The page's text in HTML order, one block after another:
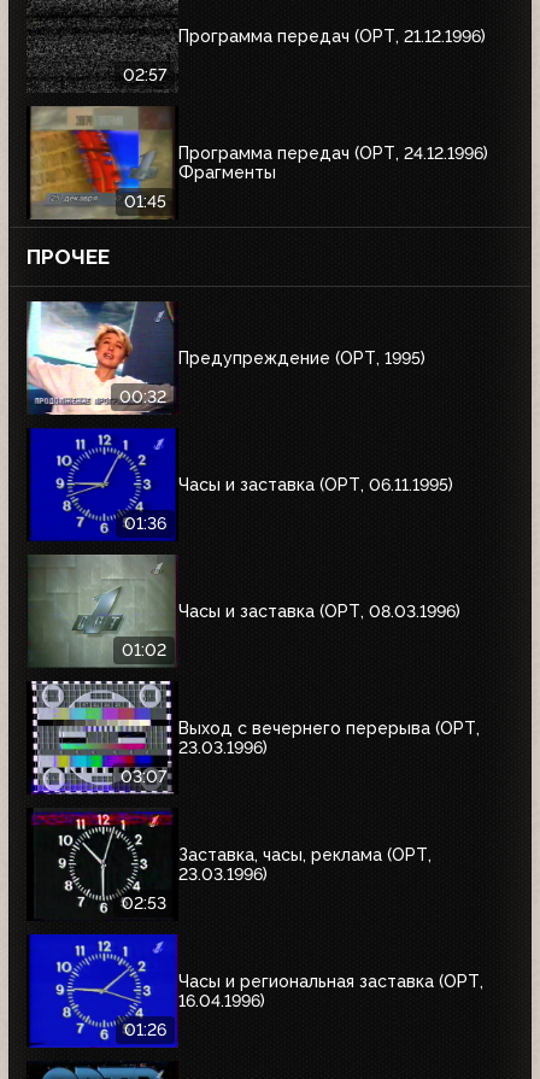
02:57
Программа передач (ОРТ, 21.12.1996)
01:45
Программа передач (ОРТ, 24.12.1996)
Фрагменты
ПРОЧЕЕ
00:32
Предупреждение (ОРТ, 1995)
01:36
Часы и заставка (ОРТ, 06.11.1995)
01:02
Часы и заставка (ОРТ, 08.03.1996)
03:07
Выход с вечернего перерыва (ОРТ,
23.03.1996)
02:53
Заставка, часы, реклама (ОРТ,
23.03.1996)
01:26
Часы и региональная заставка (ОРТ,
16.04.1996)